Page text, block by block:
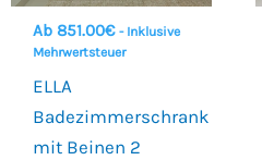
Ab 851.00€ - Inklusive
Mehrwertsteuer
ELLA
Badezimmerschrank
mit Beinen 2